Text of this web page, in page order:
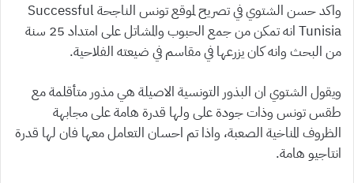
واكد حسن الشتوي في تصريح لموقع تونس الناجحة Successful
Tunisia انه تمكن من جمع الحبوب والمشاتل على امتداد 25 سنة
من البحث وانه كان يزرعها في مقاسم في ضيعته الفلاحية.
ويقول الشتوي ان البذور التونسية الاصيلة هي مذور متأقلمة مع
طقس تونس وذات جودة على ولها قدرة هامة على مجابهة
الظروف المناخية الصعبة، واذا تم احسان التعامل معها فان لها قدرة
انتاجيو هامة.